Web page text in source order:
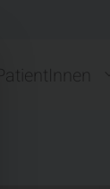
PatientInnen
Button wird der